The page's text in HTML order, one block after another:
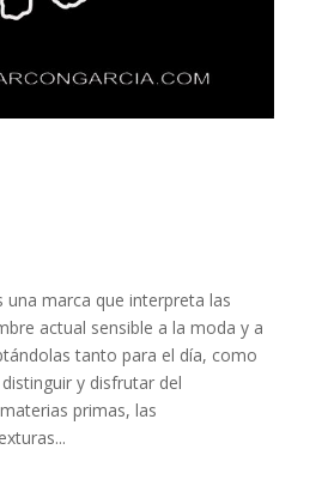
una marca que interpreta las
actual sensible a la moda y a
tanto para el día, como
y disfrutar del
primas, las